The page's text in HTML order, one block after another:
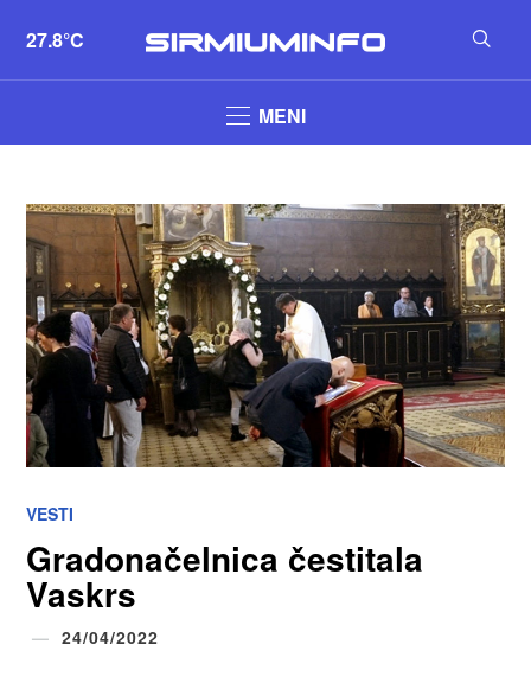
27.8°C
MENI
VESTI
Gradonačelnica čestitala
Vaskrs
24/04/2022